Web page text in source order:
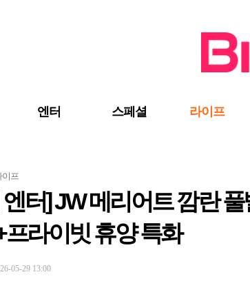
엔터 스페셜 라이프
이프
엔터] JW 메리어트 깜란
프라이빗 휴양 특화
05-29 13:00